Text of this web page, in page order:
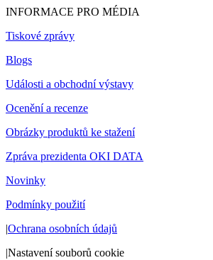
INFORMACE PRO MÉDIA
Tiskové zprávy
Blogs
Události a obchodní výstavy
Ocenění a recenze
Obrázky produktů ke stažení
Zpráva prezidenta OKI DATA
Novinky
Podmínky použití
|Ochrana osobních údajů
|Nastavení souborů cookie